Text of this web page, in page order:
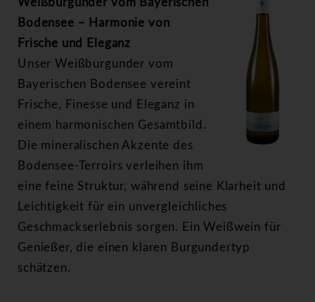
Weißburgunder vom Bayerischen
Bodensee – Harmonie von
Frische und Eleganz
Unser Weißburgunder vom
Bayerischen Bodensee vereint
Frische, Finesse und Eleganz in
einem harmonischen Gesamtbild.
Die mineralischen Akzente des
Bodensee-Terroirs verleihen ihm
eine feine Struktur, während seine Klarheit und
Leichtigkeit für ein unvergleichliches
Geschmackserlebnis sorgen. Ein Weißwein für
Genießer, die einen klaren Burgundertyp
schätzen.